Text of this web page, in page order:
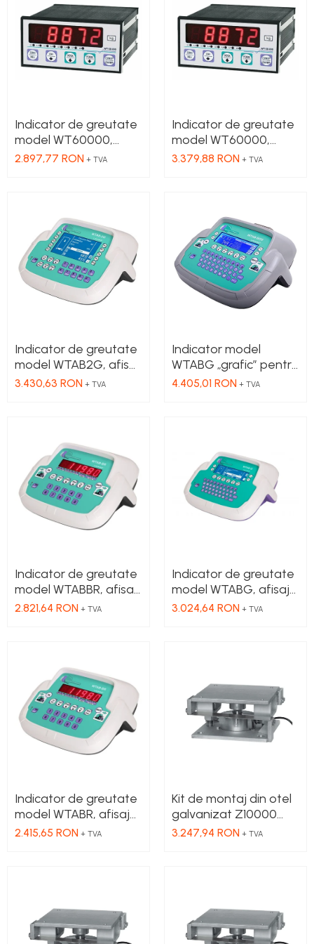
Cleme 2.5mm
Cleme 4mm
Cleme 6mm
Intrerupator general
Indicator de greutate
model WT60000,
UNLOAD
2.897,77 RON + TVA
Indicator de greutate
model WT60000,
UNLOAD + ANALOG
3.379,88 RON + TVA
Indicator de greutate
model WTAB2G, afisaj
grafic dublu de baza,
3.430,63 RON + TVA
Indicator model
WTABG „grafic” pentru
pod bascula, complet
conectori DB9 pe tava
inferioara, protectie
IP40
4.405,01 RON + TVA
Indicator de greutate
model WTABBR, afisaj
LED rosu, software
2.821,64 RON + TVA
Indicator de greutate
model WTABG, afisaj
grafic de baza, cu
3.024,64 RON + TVA
Indicator de greutate
model WTABR, afisaj
LED rosu de baza, cu
2.415,65 RON + TVA
Kit de montaj din otel
galvanizat Z10000
pentru celula de
3.247,94 RON + TVA